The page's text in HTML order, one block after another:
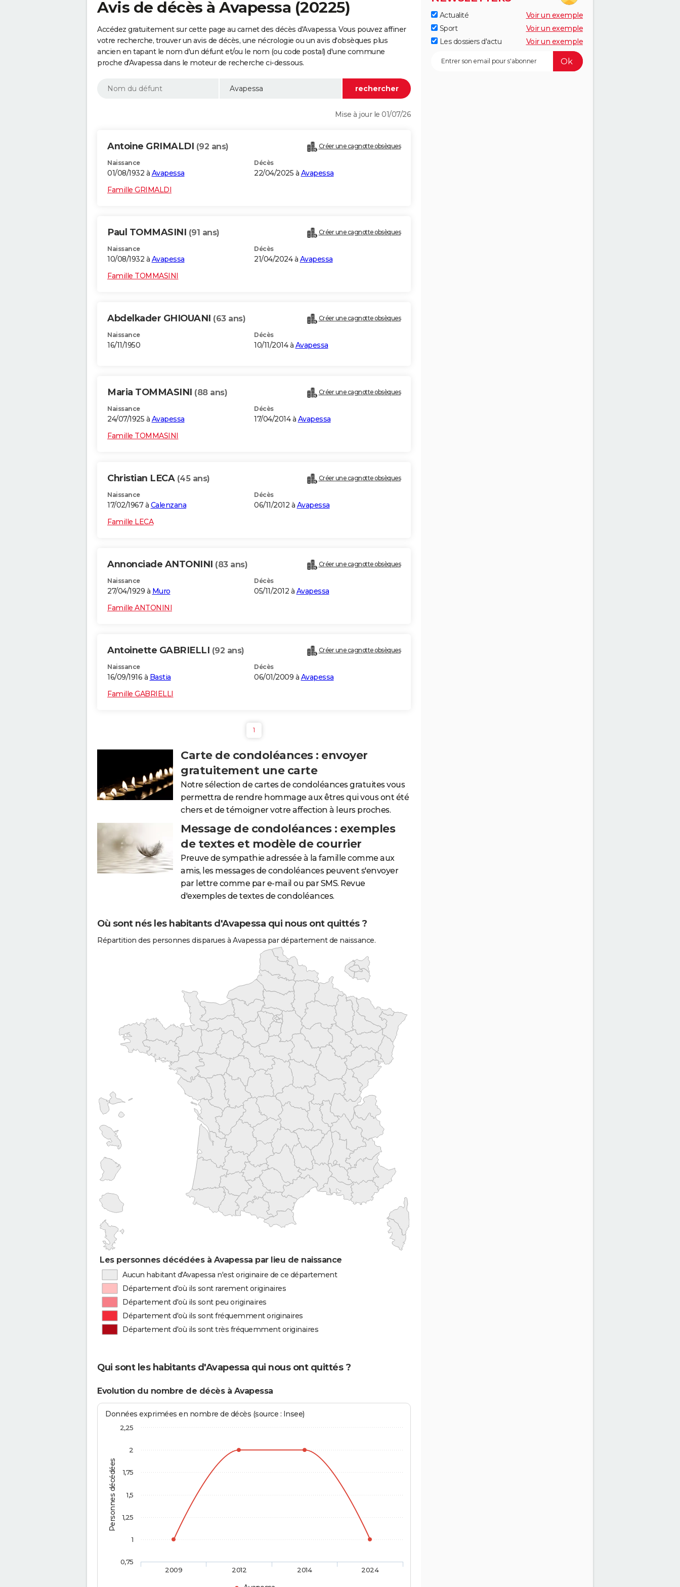
Avis de décès à Avapessa (20225)
Accédez gratuitement sur cette page au carnet des décès d'Avapessa. Vous pouvez affiner
votre recherche, trouver un avis de décès, une nécrologie ou un avis d'obsèques plus
ancien en tapant le nom d'un défunt et/ou le nom (ou code postal) d'une commune
proche d'Avapessa dans le moteur de recherche ci-dessous.
Mise à jour le 01/07/26
Antoine GRIMALDI (92 ans) Créer une cagnotte obsèques
Naissance
01/08/1932 à Avapessa
Décès
22/04/2025 à Avapessa
Famille GRIMALDI
Paul TOMMASINI (91 ans) Créer une cagnotte obsèques
Naissance
10/08/1932 à Avapessa
Décès
21/04/2024 à Avapessa
Famille TOMMASINI
Abdelkader GHIOUANI (63 ans) Créer une cagnotte obsèques
Naissance
16/11/1950
Décès
10/11/2014 à Avapessa
Maria TOMMASINI (88 ans) Créer une cagnotte obsèques
Naissance
24/07/1925 à Avapessa
Décès
17/04/2014 à Avapessa
Famille TOMMASINI
Christian LECA (45 ans) Créer une cagnotte obsèques
Naissance
17/02/1967 à Calenzana
Décès
06/11/2012 à Avapessa
Famille LECA
Annonciade ANTONINI (83 ans) Créer une cagnotte obsèques
Naissance
27/04/1929 à Muro
Décès
05/11/2012 à Avapessa
Famille ANTONINI
Antoinette GABRIELLI (92 ans) Créer une cagnotte obsèques
Naissance
16/09/1916 à Bastia
Décès
06/01/2009 à Avapessa
Famille GABRIELLI
1
Carte de condoléances : envoyer
gratuitement une carte
Notre sélection de cartes de condoléances gratuites vous
permettra de rendre hommage aux êtres qui vous ont été
chers et de témoigner votre affection à leurs proches.
Message de condoléances : exemples
de textes et modèle de courrier
Preuve de sympathie adressée à la famille comme aux
amis, les messages de condoléances peuvent s'envoyer
par lettre comme par e-mail ou par SMS. Revue
d'exemples de textes de condoléances.
Où sont nés les habitants d'Avapessa qui nous ont quittés ?
Répartition des personnes disparues à Avapessa par département de naissance.
Les personnes décédées à Avapessa par lieu de naissance
Aucun habitant d'Avapessa n'est originaire de ce département
Département d'où ils sont rarement originaires
Département d'où ils sont peu originaires
Département d'où ils sont fréquemment originaires
Département d'où ils sont très fréquemment originaires
Qui sont les habitants d'Avapessa qui nous ont quittés ?
Evolution du nombre de décès à Avapessa
Personnes décédées
Données exprimées en nombre de décès (source : Insee)
2009 2012 2014 2024
0,75
1
1,25
1,5
1,75
2
2,25
Actualité
Voir un exemple
Sport
Voir un exemple
Les dossiers d'actu
Voir un exemple